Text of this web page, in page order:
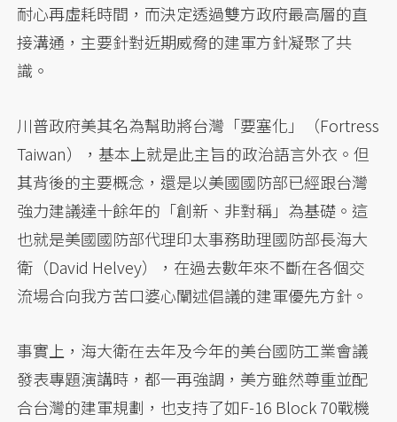
耐心再虛耗時間，而決定透過雙方政府最高層的直
接溝通，主要針對近期威脅的建軍方針凝聚了共
識。
川普政府美其名為幫助將台灣「要塞化」（Fortress
Taiwan），基本上就是此主旨的政治語言外衣。但
其背後的主要概念，還是以美國國防部已經跟台灣
強力建議達十餘年的「創新、非對稱」為基礎。這
也就是美國國防部代理印太事務助理國防部長海大
衛（David Helvey），在過去數年來不斷在各個交
流場合向我方苦口婆心闡述倡議的建軍優先方針。
事實上，海大衛在去年及今年的美台國防工業會議
發表專題演講時，都一再強調，美方雖然尊重並配
合台灣的建軍規劃，也支持了如F-16 Block 70戰機